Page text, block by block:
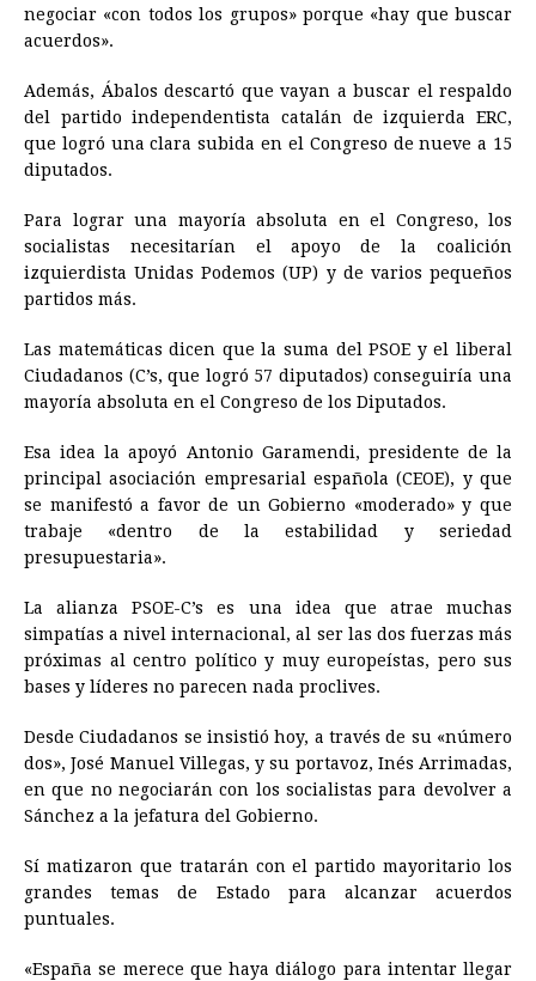
negociar «con todos los grupos» porque «hay que buscar
acuerdos».
Además, Ábalos descartó que vayan a buscar el respaldo
del partido independentista catalán de izquierda ERC,
que logró una clara subida en el Congreso de nueve a 15
diputados.
Para lograr una mayoría absoluta en el Congreso, los
socialistas necesitarían el apoyo de la coalición
izquierdista Unidas Podemos (UP) y de varios pequeños
partidos más.
Las matemáticas dicen que la suma del PSOE y el liberal
Ciudadanos (C’s, que logró 57 diputados) conseguiría una
mayoría absoluta en el Congreso de los Diputados.
Esa idea la apoyó Antonio Garamendi, presidente de la
principal asociación empresarial española (CEOE), y que
se manifestó a favor de un Gobierno «moderado» y que
trabaje «dentro de la estabilidad y seriedad
presupuestaria».
La alianza PSOE-C’s es una idea que atrae muchas
simpatías a nivel internacional, al ser las dos fuerzas más
próximas al centro político y muy europeístas, pero sus
bases y líderes no parecen nada proclives.
Desde Ciudadanos se insistió hoy, a través de su «número
dos», José Manuel Villegas, y su portavoz, Inés Arrimadas,
en que no negociarán con los socialistas para devolver a
Sánchez a la jefatura del Gobierno.
Sí matizaron que tratarán con el partido mayoritario los
grandes temas de Estado para alcanzar acuerdos
puntuales.
«España se merece que haya diálogo para intentar llegar